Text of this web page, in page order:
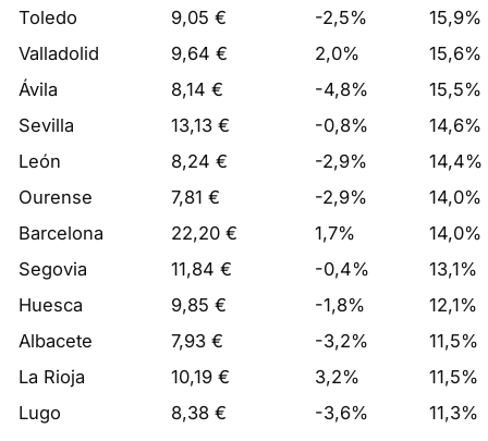
Toledo
9,05 € -2,5%
15,9%
Valladolid
9,64 € 2,0%
15,6%
Ávila
8,14 € -4,8%
15,5%
Sevilla
13,13 € -0,8%
14,6%
León
8,24 € -2,9%
14,4%
Ourense
7,81 € -2,9%
14,0%
Barcelona
22,20 € 1,7%
14,0%
Segovia
11,84 € -0,4%
13,1%
Huesca
9,85 € -1,8%
12,1%
Albacete
7,93 € -3,2%
11,5%
La Rioja
10,19 € 3,2%
11,5%
Lugo
8,38 € -3,6%
11,3%